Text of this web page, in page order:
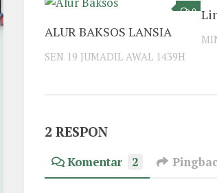
0
ALUR BAKSOS LANSIA
SEN 19 JUMADIL AWAL 1439H
2 RESPON
Komentar 2